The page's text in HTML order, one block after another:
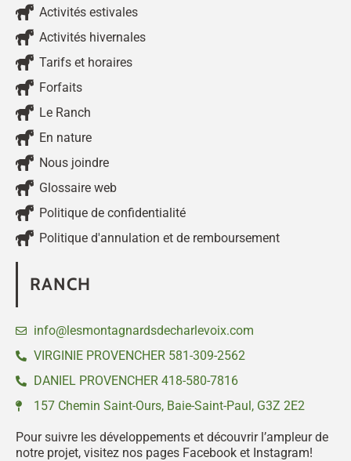
Activités estivales
Activités hivernales
Tarifs et horaires
Forfaits
Le Ranch
En nature
Nous joindre
Glossaire web
Politique de confidentialité
Politique d'annulation et de remboursement
RANCH
info@lesmontagnardsdecharlevoix.com
VIRGINIE PROVENCHER 581-309-2562
DANIEL PROVENCHER 418-580-7816
157 Chemin Saint-Ours, Baie-Saint-Paul, G3Z 2E2
Pour suivre les développements et découvrir l’ampleur de
notre projet, visitez nos pages Facebook et Instagram!